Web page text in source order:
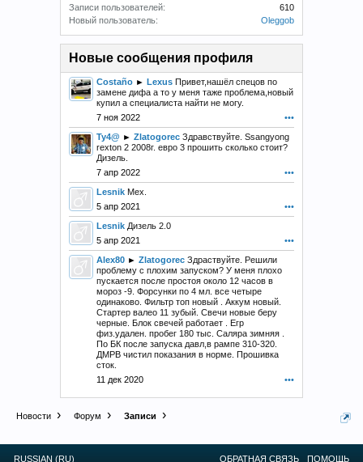
Записи пользователей:
610
Новый пользователь:
Oleggob
Новые сообщения профиля
Costaño ► Lexus Привет,нашёл спецов по
замене дифа а то у меня таже проблема,новый
купил а специалиста найти не могу.
7 ноя 2022
•••
Ty4@ ► Zlatogorec Здравствуйте. Ssangyong
rexton 2 2008г. евро 3 прошить сколько стоит?
Дизель.
7 апр 2022
•••
Lesnik Мех.
5 апр 2021
•••
Lesnik Дизель 2.0
5 апр 2021
•••
Alex80 ► Zlatogorec Здраствуйте. Решили
проблему с плохим запуском? У меня плохо
пускается после простоя около 12 часов в
мороз -9. Форсунки по 4 мл. все четыре
одинаково. Фильтр топ новый . Аккум новый.
Стартер валео 11 зубый. Свечи новые беру
черные. Блок свечей работает . Егр
физ.удален. пробег 180 тыс. Саляра зимняя .
По БК после запуска давл,в рампе 310-320.
ДМРВ чистил показания в норме. Прошивка
сток.
11 дек 2020
•••
Новости Форум Записи
RUSSIAN (RU) ОБРАТНАЯ СВЯЗЬ ПОМОЩЬ